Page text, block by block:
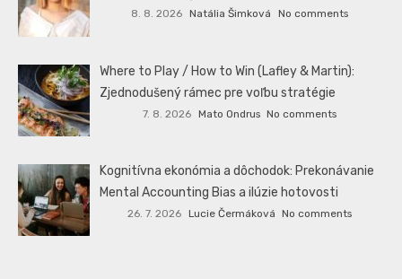
8. 8. 2026 Natália Šimková No comments
Where to Play / How to Win (Lafley & Martin):
Zjednodušený rámec pre voľbu stratégie
7. 8. 2026 Mato Ondrus No comments
Kognitívna ekonómia a dôchodok: Prekonávanie
Mental Accounting Bias a ilúzie hotovosti
26. 7. 2026 Lucie Čermáková No comments